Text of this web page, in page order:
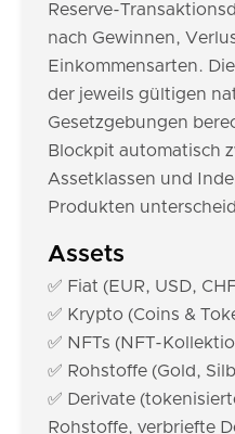
Reserve-
nach Gewinnen,
Einkommensarten.
der jeweils gültigen
Gesetzgebungen
Blockpit automatisch
Assetklassen und
Produkten
Assets
✅ Fiat (EUR, USD,
✅ Krypto (Coins &
✅ NFTs (NFT-
✅ Rohstoffe (Gold,
✅ Derivate
Rohstoffe, verbriefte